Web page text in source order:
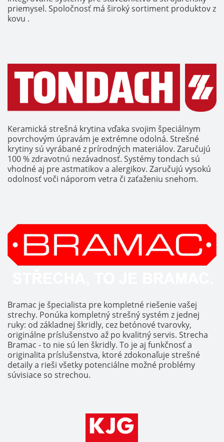
priemysel. Spoločnosť má široký sortiment produktov z
kovu .
Keramická strešná krytina vďaka svojim špeciálnym
povrchovým úpravám je extrémne odolná. Strešné
krytiny sú vyrábané z prírodných materiálov. Zaručujú
100 % zdravotnú nezávadnosť. Systémy tondach sú
vhodné aj pre astmatikov a alergikov. Zaručujú vysokú
odolnosť voči náporom vetra či zaťaženiu snehom.
Bramac je špecialista pre kompletné riešenie vašej
strechy. Ponúka kompletný strešný systém z jednej
ruky: od základnej škridly, cez betónové tvarovky,
originálne príslušenstvo až po kvalitný servis. Strecha
Bramac - to nie sú len škridly. To je aj funkčnosť a
originalita príslušenstva, ktoré zdokonaľuje strešné
detaily a rieši všetky potenciálne možné problémy
súvisiace so strechou.